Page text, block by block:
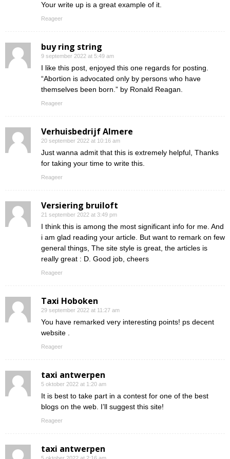
Your write up is a great example of it.
Reageer
buy ring string
9 september 2022 at 5:49 am
I like this post, enjoyed this one regards for posting.
“Abortion is advocated only by persons who have
themselves been born.” by Ronald Reagan.
Reageer
Verhuisbedrijf Almere
20 september 2022 at 10:16 am
Just wanna admit that this is extremely helpful, Thanks
for taking your time to write this.
Reageer
Versiering bruiloft
21 september 2022 at 3:49 pm
I think this is among the most significant info for me. And
i am glad reading your article. But want to remark on few
general things, The site style is great, the articles is
really great : D. Good job, cheers
Reageer
Taxi Hoboken
29 september 2022 at 11:27 am
You have remarked very interesting points! ps decent
website .
Reageer
taxi antwerpen
5 oktober 2022 at 1:20 am
It is best to take part in a contest for one of the best
blogs on the web. I’ll suggest this site!
Reageer
taxi antwerpen